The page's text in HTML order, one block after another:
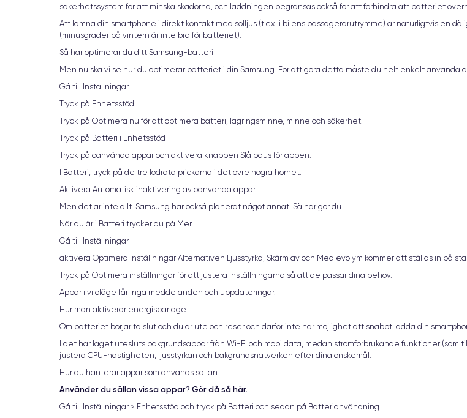
säkerhetssystem för att minska skadorna, och laddningen begränsas också för att förhindra att batteriet
Att lämna din smartphone i direkt kontakt med solljus (t.ex. i bilens passagerarutrymme) är naturligtvis en
(minusgrader på vintern är inte bra för batteriet).
Så här optimerar du ditt Samsung-batteri
Men nu ska vi se hur du optimerar batteriet i din Samsung. För att göra detta måste du helt enkelt använda
Gå till Inställningar
Tryck på Enhetsstöd
Tryck på Optimera nu för att optimera batteri, lagringsminne, minne och säkerhet.
Tryck på Batteri i Enhetsstöd
Tryck på oanvända appar och aktivera knappen Slå paus för appen.
I Batteri, tryck på de tre lodräta prickarna i det övre högra hörnet.
Aktivera Automatisk inaktivering av oanvända appar
Men det är inte allt. Samsung har också planerat något annat. Så här gör du.
När du är i Batteri trycker du på Mer.
Gå till Inställningar
aktivera Optimera inställningar Alternativen Ljusstyrka, Skärm av och Medievolym kommer att ställas in på
Tryck på Optimera inställningar för att justera inställningarna så att de passar dina behov.
Appar i viloläge får inga meddelanden och uppdateringar.
Hur man aktiverar energisparläge
Om batteriet börjar ta slut och du är ute och reser och därför inte har möjlighet att snabbt ladda din
I det här läget utesluts bakgrundsappar från Wi-Fi och mobildata, medan strömförbrukande funktioner
justera CPU-hastigheten, ljusstyrkan och bakgrundsnätverken efter dina önskemål.
Hur du hanterar appar som används sällan
Använder du sällan vissa appar? Gör då så här.
Gå till Inställningar > Enhetsstöd och tryck på Batteri och sedan på Batterianvändning.